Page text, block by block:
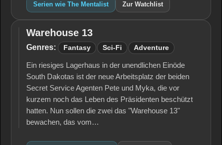
Serien wie The Mentalist Zur Watchlist
Warehouse
13
Warehouse 13
Genres: Fantasy Sci-Fi Adventure
Ein riesiges Lagerhaus in der unendlichen Einöde
South Dakotas ist der neue Arbeitsplatz der beiden
Secret Service Agenten Pete und Myka, die vor
kurzem noch das Leben des Präsidenten beschützt
hatten. Nun sollen die zwei das "Warehouse 13"
bewachen, das vom…